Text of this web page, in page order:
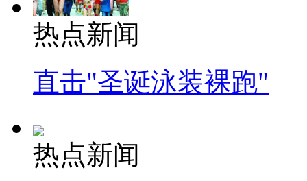
热点新闻
直击"圣诞泳装裸跑"
热点新闻